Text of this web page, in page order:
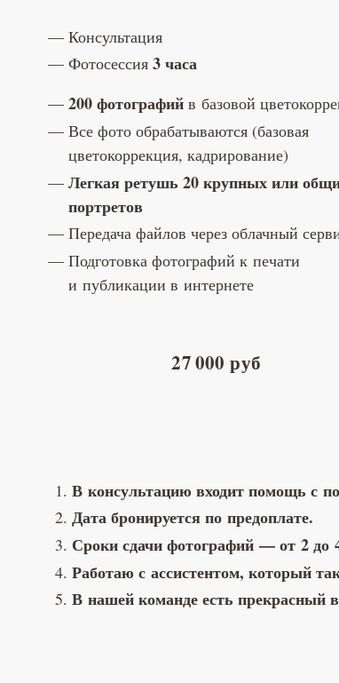
Консультация
Фотосессия 3 часа
200 фотографийв базовой
Все фото обрабатываются (базовая
цветокоррекция, кадрирование)
Легкая ретушь 20 крупных или
портретов
Передача файлов через облачный
Подготовка фотографий к печати
и публикации в интернете
27 000 руб
В консультацию входит помощь с
Дата бронируется по предоплате.
Сроки сдачи фотографий — от 2 до
Работаю с ассистентом, который
В нашей команде есть прекрасный